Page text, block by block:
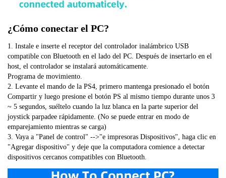
¿Cómo conectar el PC?
1. Instale e inserte el receptor del controlador inalámbrico USB
compatible con Bluetooth en el lado del PC. Después de insertarlo en el
host, el controlador se instalará automáticamente.
Programa de movimiento.
2. Levante el mando de la PS4, primero mantenga presionado el botón
Compartir y luego presione el botón PS al mismo tiempo durante unos 3
~ 5 segundos, suéltelo cuando la luz blanca en la parte superior del
joystick parpadee rápidamente. (No se puede entrar en modo de
emparejamiento mientras se carga)
3. Vaya a "Panel de control" -->"e impresoras Dispositivos", haga clic en
"Agregar dispositivo" y deje que la computadora comience a detectar
dispositivos cercanos compatibles con Bluetooth.